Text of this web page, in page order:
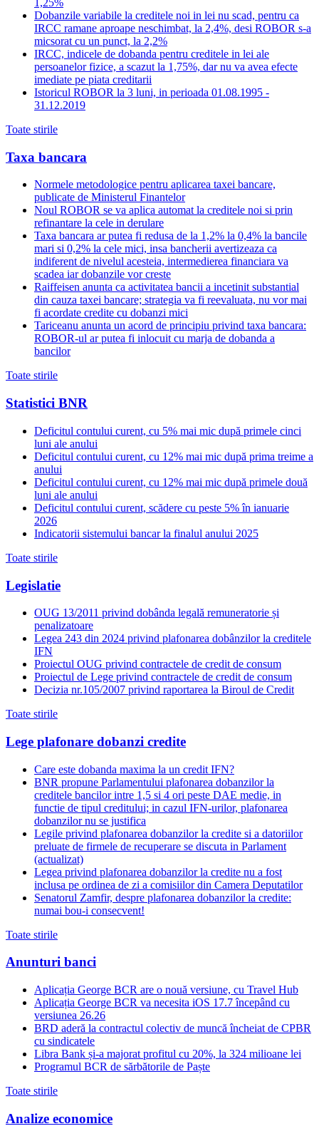
1,25%
Dobanzile variabile la creditele noi in lei nu scad, pentru ca
IRCC ramane aproape neschimbat, la 2,4%, desi ROBOR s-a
micsorat cu un punct, la 2,2%
IRCC, indicele de dobanda pentru creditele in lei ale
persoanelor fizice, a scazut la 1,75%, dar nu va avea efecte
imediate pe piata creditarii
Istoricul ROBOR la 3 luni, in perioada 01.08.1995 -
31.12.2019
Toate stirile
Taxa bancara
Normele metodologice pentru aplicarea taxei bancare,
publicate de Ministerul Finantelor
Noul ROBOR se va aplica automat la creditele noi si prin
refinantare la cele in derulare
Taxa bancara ar putea fi redusa de la 1,2% la 0,4% la bancile
mari si 0,2% la cele mici, insa bancherii avertizeaza ca
indiferent de nivelul acesteia, intermedierea financiara va
scadea iar dobanzile vor creste
Raiffeisen anunta ca activitatea bancii a incetinit substantial
din cauza taxei bancare; strategia va fi reevaluata, nu vor mai
fi acordate credite cu dobanzi mici
Tariceanu anunta un acord de principiu privind taxa bancara:
ROBOR-ul ar putea fi inlocuit cu marja de dobanda a
bancilor
Toate stirile
Statistici BNR
Deficitul contului curent, cu 5% mai mic după primele cinci
luni ale anului
Deficitul contului curent, cu 12% mai mic după prima treime a
anului
Deficitul contului curent, cu 12% mai mic după primele două
luni ale anului
Deficitul contului curent, scădere cu peste 5% în ianuarie
2026
Indicatorii sistemului bancar la finalul anului 2025
Toate stirile
Legislatie
OUG 13/2011 privind dobânda legală remuneratorie și
penalizatoare
Legea 243 din 2024 privind plafonarea dobânzilor la creditele
IFN
Proiectul OUG privind contractele de credit de consum
Proiectul de Lege privind contractele de credit de consum
Decizia nr.105/2007 privind raportarea la Biroul de Credit
Toate stirile
Lege plafonare dobanzi credite
Care este dobanda maxima la un credit IFN?
BNR propune Parlamentului plafonarea dobanzilor la
creditele bancilor intre 1,5 si 4 ori peste DAE medie, in
functie de tipul creditului; in cazul IFN-urilor, plafonarea
dobanzilor nu se justifica
Legile privind plafonarea dobanzilor la credite si a datoriilor
preluate de firmele de recuperare se discuta in Parlament
(actualizat)
Legea privind plafonarea dobanzilor la credite nu a fost
inclusa pe ordinea de zi a comisiilor din Camera Deputatilor
Senatorul Zamfir, despre plafonarea dobanzilor la credite:
numai bou-i consecvent!
Toate stirile
Anunturi banci
Aplicația George BCR are o nouă versiune, cu Travel Hub
Aplicația George BCR va necesita iOS 17.7 începând cu
versiunea 26.26
BRD aderă la contractul colectiv de muncă încheiat de CPBR
cu sindicatele
Libra Bank și-a majorat profitul cu 20%, la 324 milioane lei
Programul BCR de sărbătorile de Paște
Toate stirile
Analize economice